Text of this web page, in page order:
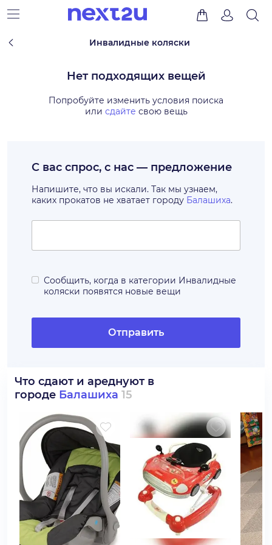
Инвалидные коляски
Нет подходящих вещей
Попробуйте изменить условия поиска
или сдайте свою вещь
С вас спрос, с нас — предложение
Напишите, что вы искали. Так мы узнаем,
каких прокатов не хватает городу Балашиха.
Сообщить, когда в категории Инвалидные
коляски появятся новые вещи
Отправить
Что сдают и ареднуют в
городе Балашиха 15